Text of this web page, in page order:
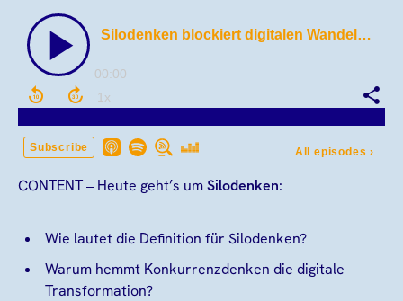
CONTENT – Heute geht’s umSilodenken:
Wie lautet die Definition für Silodenken?
Warum hemmt Konkurrenzdenken die digitale
Transformation?